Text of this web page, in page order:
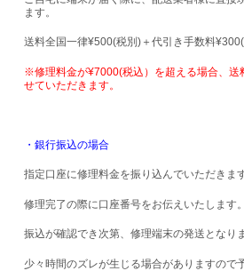
ます。
送料全国一律¥500(税別)＋代引き手数料¥300(
※修理料金が¥7000(税込）を超える場合、送
せていただきます。
・銀行振込の場合
指定口座に修理料金を振り込んでいただきます
修理完了の際に口座番号をお伝えいたします。
振込が確認でき次第、修理端末の発送となり
少々時間のズレが生じる場合がありますので